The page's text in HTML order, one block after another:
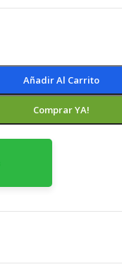
Añadir Al Carrito
Comprar YA!